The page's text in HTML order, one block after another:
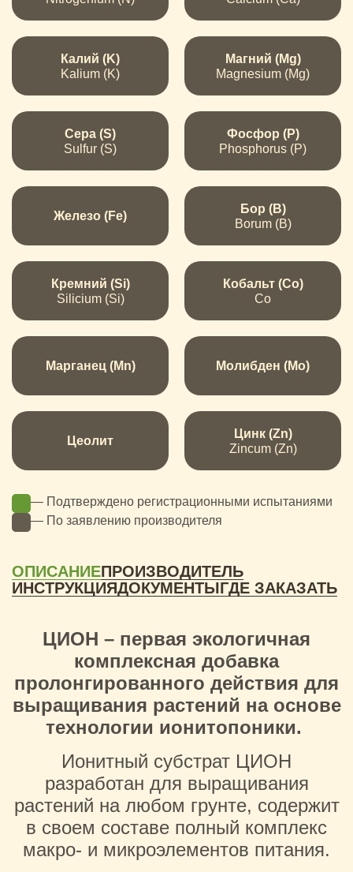
Калий (K)
Kalium (K)
Магний (Mg)
Magnesium (Mg)
Сера (S)
Sulfur (S)
Фосфор (P)
Phosphorus (P)
Железо (Fe)
Бор (B)
Borum (B)
Кремний (Si)
Silicium (Si)
Кобальт (Co)
Co
Марганец (Mn) Молибден (Mo)
Цеолит
Цинк (Zn)
Zincum (Zn)
— Подтверждено регистрационными испытаниями
— По заявлению производителя
ОПИСАНИЕПРОИЗВОДИТЕЛЬ
ИНСТРУКЦИЯДОКУМЕНТЫГДЕ ЗАКАЗАТЬ
ЦИОН – первая экологичная
комплексная добавка
пролонгированного действия для
выращивания растений на основе
технологии ионитопоники.
Ионитный субстрат ЦИОН
разработан для выращивания
растений на любом грунте, содержит
в своем составе полный комплекс
макро- и микроэлементов питания.